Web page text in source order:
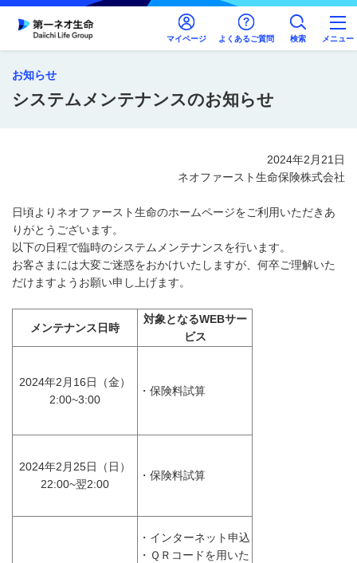
マイページ よくあるご質問 検索 メニュー
お知らせ
システムメンテナンスのお知らせ
2024年2月21日
ネオファースト生命保険株式会社
日頃よりネオファースト生命のホームページをご利用いただきあ
りがとうございます。
以下の日程で臨時のシステムメンテナンスを行います。
お客さまには大変ご迷惑をおかけいたしますが、何卒ご理解いた
だけますようお願い申し上げます。
メンテナンス日時
対象となるWEBサー
ビス
2024年2月16日（金）
2:00~3:00
・保険料試算
2024年2月25日（日）
22:00~翌2:00
・保険料試算
・インターネット申込
・ＱＲコードを用いた